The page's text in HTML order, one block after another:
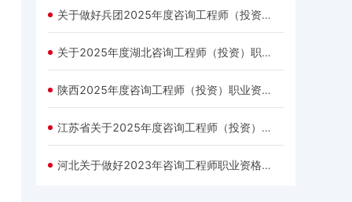
关于做好兵团2025年度咨询工程师（投资）职业资格考试考务工作的通知
关于2025年度湖北咨询工程师（投资）职业资格考试工作的通知
陕西2025年度咨询工程师（投资）职业资格考试考务工作的通知
江苏省关于2025年度咨询工程师（投资）职业资格考试考务工作有关事项的通知
河北关于做好2023年咨询工程师职业资格考试考务工作的通知